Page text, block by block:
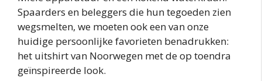
Spaarders en beleggers die hun tegoeden zien
wegsmelten, we moeten ook een van onze
huidige persoonlijke favorieten benadrukken:
het uitshirt van Noorwegen met de op toendra
geïnspireerde look.